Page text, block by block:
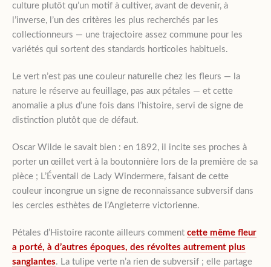
culture plutôt qu’un motif à cultiver, avant de devenir, à
l’inverse, l’un des critères les plus recherchés par les
collectionneurs — une trajectoire assez commune pour les
variétés qui sortent des standards horticoles habituels.
Le vert n’est pas une couleur naturelle chez les fleurs — la
nature le réserve au feuillage, pas aux pétales — et cette
anomalie a plus d’une fois dans l’histoire, servi de signe de
distinction plutôt que de défaut.
Oscar Wilde le savait bien : en 1892, il incite ses proches à
porter un œillet vert à la boutonnière lors de la première de sa
pièce ; L’Éventail de Lady Windermere, faisant de cette
couleur incongrue un signe de reconnaissance subversif dans
les cercles esthètes de l’Angleterre victorienne.
Pétales d’Histoire raconte ailleurs comment cette même fleur
a porté, à d’autres époques, des révoltes autrement plus
sanglantes. La tulipe verte n’a rien de subversif ; elle partage